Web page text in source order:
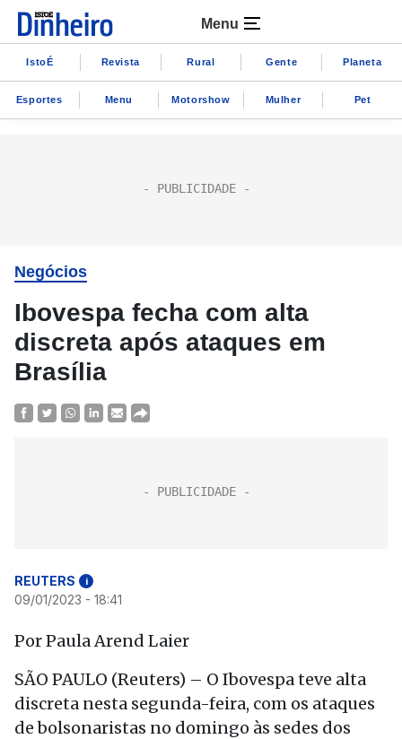
Menu
IstoÉ Revista Rural Gente Planeta
Esportes Menu Motorshow Mulher Pet
Negócios
Ibovespa fecha com alta
discreta após ataques em
Brasília
REUTERS i
09/01/2023 - 18:41
Por Paula Arend Laier
SÃO PAULO (Reuters) – O Ibovespa teve alta
discreta nesta segunda-feira, com os ataques
de bolsonaristas no domingo às sedes dos